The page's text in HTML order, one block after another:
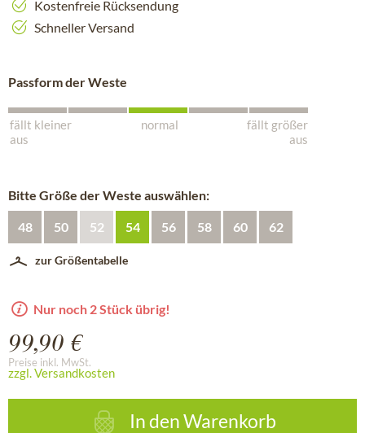
Kostenfreie Rücksendung
Schneller Versand
Passform der Weste
fällt kleiner
aus
normal
fällt größer
aus
Bitte Größe der Weste auswählen:
48 50 52 54 56 58 60 62
zur Größentabelle
Nur noch 2 Stück übrig!
99,90 €
Preise inkl. MwSt.
zzgl. Versandkosten
In denWarenkorb